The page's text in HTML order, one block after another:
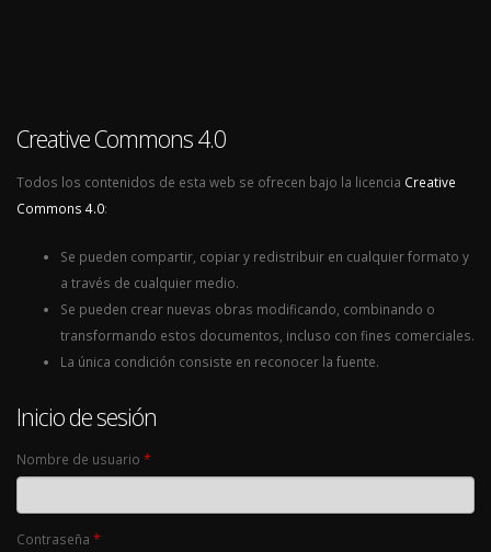
Creative Commons 4.0
Todos los contenidos de esta web se ofrecen bajo la licencia Creative
Commons 4.0:
Se pueden compartir, copiar y redistribuir en cualquier formato y
a través de cualquier medio.
Se pueden crear nuevas obras modificando, combinando o
transformando estos documentos, incluso con fines comerciales.
La única condición consiste en reconocer la fuente.
Inicio de sesión
Nombre de usuario *
Contraseña *